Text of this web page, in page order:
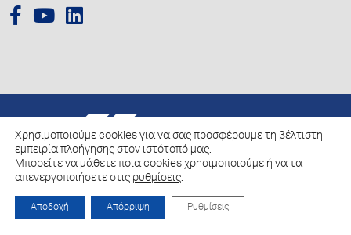
© 2026 Hellenic Growth Fund.
Πολιτική για την επεξεργασία των Δεδομένων Προσωπικού Χαρακτήρα
Πολιτική Cookies
Χρησιμοποιούμε cookies για να σας προσφέρουμε τη βέλτιστη
εμπειρία πλοήγησης στον ιστότοπό μας.
Μπορείτε να μάθετε ποια cookies χρησιμοποιούμε ή να τα
απενεργοποιήσετε στις ρυθμίσεις.
Αποδοχή Απόρριψη Ρυθμίσεις